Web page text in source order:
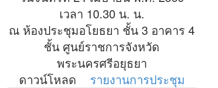
เวลา 10.30 น. น.
ณ ห้องประชุมอโยธยา ชั้น 3 อาคาร 4
ชั้น ศูนย์ราชการจังหวัด
พระนครศรีอยุธยา
ดาวน์โหลด
รายงานการประชุม